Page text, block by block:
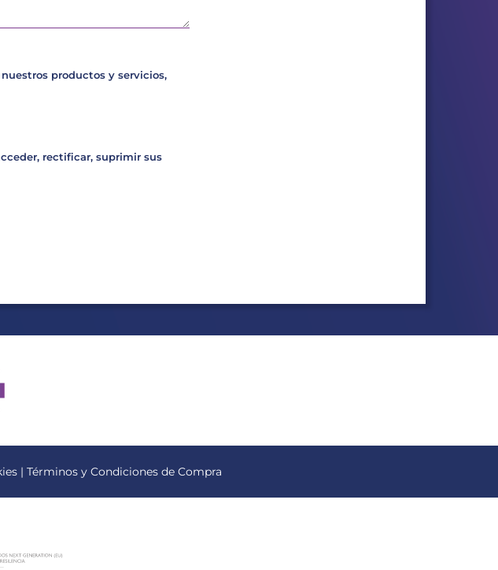
productos y servicios,
rectificar, suprimir sus
| Términos y Condiciones de Compra